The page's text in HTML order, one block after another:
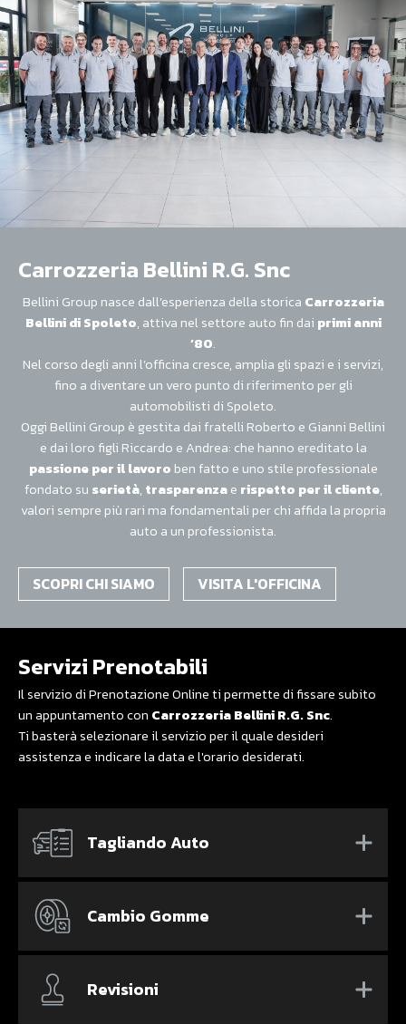
Carrozzeria Bellini R.G. Snc
Bellini Group nasce dall’esperienza della storica Carrozzeria
Bellini di Spoleto, attiva nel settore auto fin dai primi anni
’80.
Nel corso degli anni l’officina cresce, amplia gli spazi e i servizi,
fino a diventare un vero punto di riferimento per gli
automobilisti di Spoleto.
Oggi Bellini Group è gestita dai fratelli Roberto e Gianni Bellini
e dai loro figli Riccardo e Andrea: che hanno ereditato la
passione per il lavoro ben fatto e uno stile professionale
fondato su serietà, trasparenzae rispetto per il cliente,
valori sempre più rari ma fondamentali per chi affida la propria
auto a un professionista.
SCOPRI CHI SIAMO VISITA L'OFFICINA
Servizi Prenotabili
Il servizio di Prenotazione Online ti permette di fissare subito
un appuntamento con Carrozzeria Bellini R.G. Snc.
Ti basterà selezionare il servizio per il quale desideri
assistenza e indicare la data e l'orario desiderati.
Tagliando Auto
Cambio Gomme
Revisioni